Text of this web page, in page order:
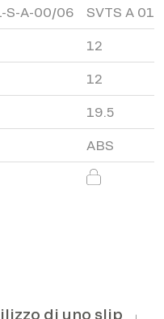
S-A-00/06 SVTS A
12
12
19.5
ABS
di uno slip